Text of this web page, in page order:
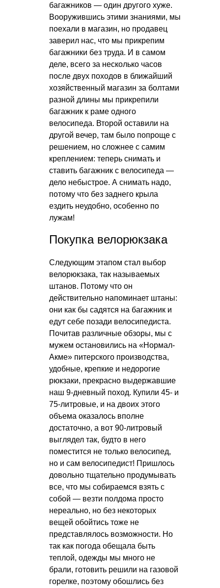
багажников — один другого хуже.
Вооружившись этими знаниями, мы
поехали в магазин, но продавец
заверил нас, что мы прикрепим
багажники без труда. И в самом
деле, всего за несколько часов
после двух походов в ближайший
хозяйственный магазин за болтами
разной длины мы прикрепили
багажник к раме одного
велосипеда. Второй оставили на
другой вечер, там было попроще с
решением, но сложнее с самим
креплением: теперь снимать и
ставить багажник с велосипеда —
дело небыстрое. А снимать надо,
потому что без заднего крыла
ездить неудобно, особенно по
лужам!
Покупка велорюкзака
Следующим этапом стал выбор
велорюкзака, так называемых
штанов. Потому что он
действительно напоминает штаны:
они как бы садятся на багажник и
едут себе позади велосипедиста.
Почитав различные обзоры, мы с
мужем остановились на «Нормал-
Акме» питерского производства,
удобные, крепкие и недорогие
рюкзаки, прекрасно выдержавшие
наш 9-дневный поход. Купили 45- и
75-литровые, и на двоих этого
объема оказалось вполне
достаточно, а вот 90-литровый
выглядел так, будто в него
поместится не только велосипед,
но и сам велосипедист! Пришлось
довольно тщательно продумывать
все, что мы собираемся взять с
собой — везти полдома просто
нереально, но без некоторых
вещей обойтись тоже не
представлялось возможности. Но
так как погода обещала быть
теплой, одежды мы много не
брали, готовить решили на газовой
горелке, поэтому обошлись без